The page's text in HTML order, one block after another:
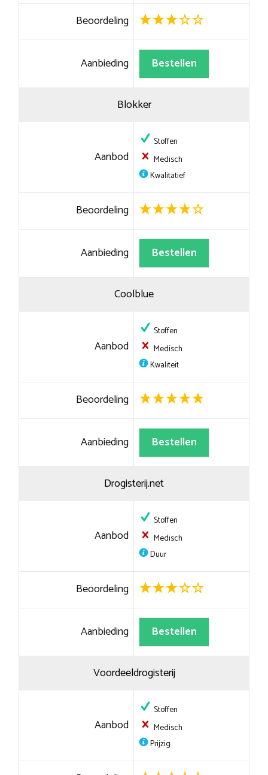
Beoordeling
Aanbieding Bestellen
Blokker
Aanbod
Stoffen
Medisch
Kwalitatief
Beoordeling
Aanbieding Bestellen
Coolblue
Aanbod
Stoffen
Medisch
Kwaliteit
Beoordeling
Aanbieding Bestellen
Drogisterij.net
Aanbod
Stoffen
Medisch
Duur
Beoordeling
Aanbieding Bestellen
Voordeeldrogisterij
Aanbod
Stoffen
Medisch
Prijzig